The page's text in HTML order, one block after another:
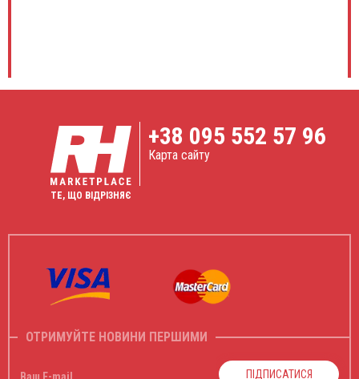
ТЕ, ЩО ВІДРІЗНЯЄ
+38 095 552 57 96
Карта сайту
ОТРИМУЙТЕ НОВИНИ ПЕРШИМИ
ПІДПИСАТИСЯ